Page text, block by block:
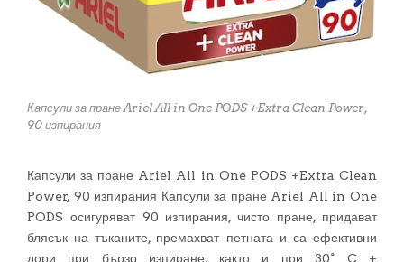
Капсули за пране Ariel All in One PODS +Extra Clean Power,
90 изпирания
Капсули за пране Ariel All in One PODS +Extra Clean
Power, 90 изпирания Капсули за пране Ariel All in One
PODS осигуряват 90 изпирания, чисто пране, придават
блясък на тъканите, премахват петната и са ефективни
дори при бързо изпиране, както и при 30° C +